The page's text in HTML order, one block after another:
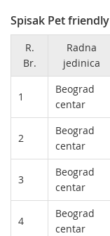
Telegram – Srbija
Telegram –
Pravilno adresovanje
Poštanski adresni
Spisak zabranjenih
Punomoćje za
Menjačnica
Usluge za banke
Usluge za Banku
Specifične usluge
Digitalni zeleni
Mobilna aplikacija
Prodaja, izdavanje i
Pošte Pet friendly
Prodaja i
Spisak Pet
R.
Br.
Radna
jedinica
1
Beograd
centar
2
Beograd
centar
3
Beograd
centar
4
Beograd
centar